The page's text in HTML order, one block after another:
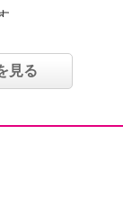
。
見る